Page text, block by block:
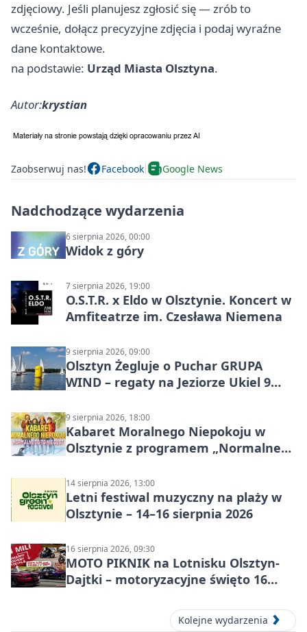
zdjęciowy. Jeśli planujesz zgłosić się — zrób to
wcześnie, dołącz precyzyjne zdjęcia i podaj wyraźne
dane kontaktowe.
na podstawie: Urząd Miasta Olsztyna.
Autor:krystian
Zaobserwuj nas! Facebook Google News
Nadchodzące wydarzenia
6 sierpnia 2026, 00:00
Widok z góry
7 sierpnia 2026, 19:00
O.S.T.R. x Eldo w Olsztynie. Koncert w
Amfiteatrze im. Czesława Niemena
9 sierpnia 2026, 09:00
Olsztyn Żegluje o Puchar GRUPA
WIND – regaty na Jeziorze Ukiel 9
9 sierpnia 2026, 18:00
Kabaret Moralnego Niepokoju w
Olsztynie z programem „Normalne
14 sierpnia 2026, 13:00
Letni festiwal muzyczny na plaży w
Olsztynie – 14–16 sierpnia 2026
16 sierpnia 2026, 09:30
MOTO PIKNIK na Lotnisku Olsztyn-
Dajtki – motoryzacyjne święto 16
Kolejne wydarzenia